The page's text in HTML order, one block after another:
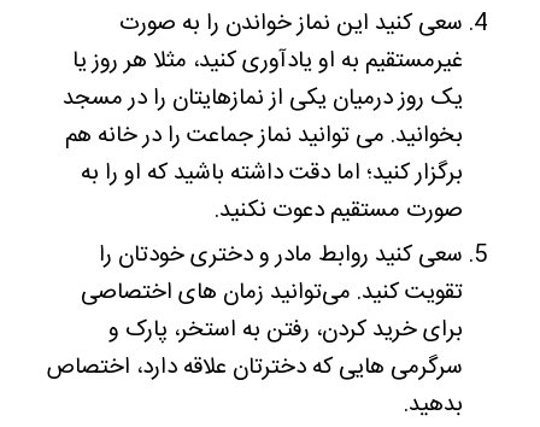
سعی کنید این نماز خواندن را به صورت
غیرمستقیم به او یادآوری کنید، مثلا هر روز یا
یک روز درمیان یکی از نمازهایتان را در مسجد
بخوانید. می توانید نماز جماعت را در خانه هم
برگزار کنید؛ اما دقت داشته باشید که او را به
صورت مستقیم دعوت نکنید.
سعی کنید روابط مادر و دختری خودتان را
تقویت کنید. می‌توانید زمان های اختصاصی
برای خرید کردن، رفتن به استخر، پارک و
سرگرمی هایی که دخترتان علاقه دارد، اختصاص
بدهید.